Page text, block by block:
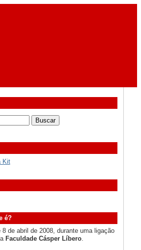
Kit
é?
8 de abril de 2008, durante uma ligação
Faculdade Cásper Líbero.